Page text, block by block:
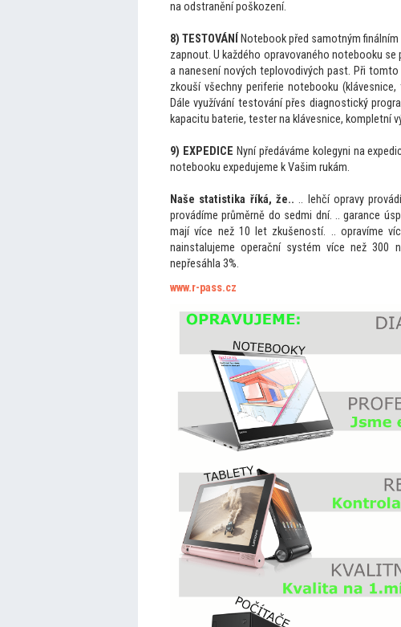
na odstranění poškození.
8) TESTOVÁNÍ
Notebook před samotným
zapnout. U každého opravovaného notebooku
a nanesení nových teplovodivých past. Při tomto
zkouší všechny periferie notebooku (klávesnice,
Dále využívání testování přes diagnostický
kapacitu baterie, tester na klávesnice, kompletní
9) EXPEDICE Nyní předáváme kolegyni na
notebooku expedujeme k Vašim rukám.
Naše statistika říká, že.. .. lehčí opravy
provádíme průměrně do sedmi dní. .. garance
mají více než 10 let zkušeností. .. opravíme
nainstalujeme operační systém více než 300
nepřesáhla 3%.
www.r-pass.cz